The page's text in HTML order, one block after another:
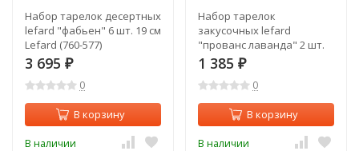
Набор тарелок десертных
lefard "фабьен" 6 шт. 19 см
Lefard (760-577)
3 695 ₽
0
В корзину
В наличии
Набор тарелок
закусочных lefard
"прованс лаванда" 2 шт.
20,5 см Lefard (104-587)
1 385 ₽
0
В корзину
В наличии